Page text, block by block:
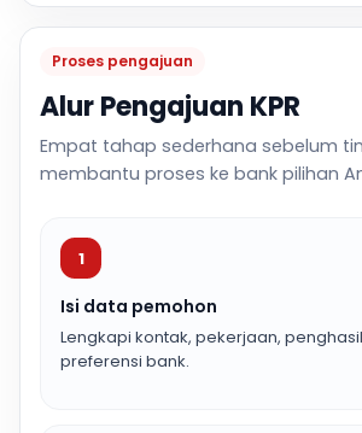
Proses pengajuan
Alur Pengajuan KPR
Empat tahap sederhana sebelum
membantu proses ke bank pilihan
1
Isi data pemohon
Lengkapi kontak, pekerjaan,
preferensi bank.